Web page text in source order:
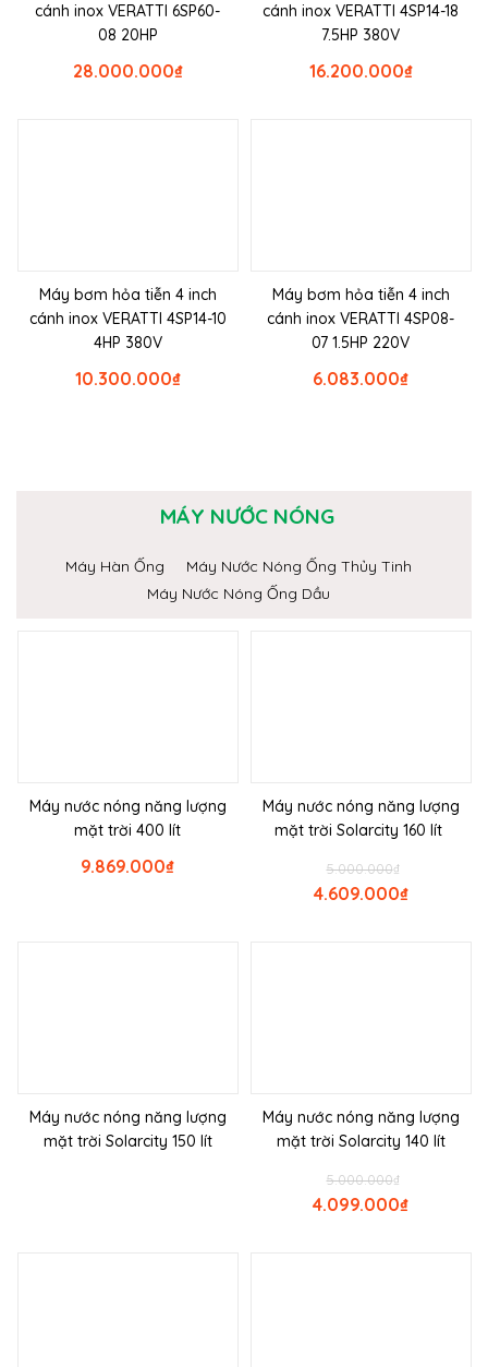
cánh inox VERATTI 6SP60-
08 20HP
₫
28.000.000
cánh inox VERATTI 4SP14-18
7.5HP 380V
₫
16.200.000
Máy bơm hỏa tiễn 4 inch
cánh inox VERATTI 4SP14-10
4HP 380V
₫
10.300.000
Máy bơm hỏa tiễn 4 inch
cánh inox VERATTI 4SP08-
07 1.5HP 220V
₫
6.083.000
MÁY NƯỚC NÓNG
Máy Hàn Ống
Máy Nước Nóng Ống Thủy Tinh
Máy Nước Nóng Ống Dầu
Máy nước nóng năng lượng
mặt trời 400 lít
₫
9.869.000
Máy nước nóng năng lượng
mặt trời Solarcity 160 lít
₫
5.000.000
₫
4.609.000
Máy nước nóng năng lượng
mặt trời Solarcity 150 lít
Máy nước nóng năng lượng
mặt trời Solarcity 140 lít
₫
5.000.000
₫
4.099.000